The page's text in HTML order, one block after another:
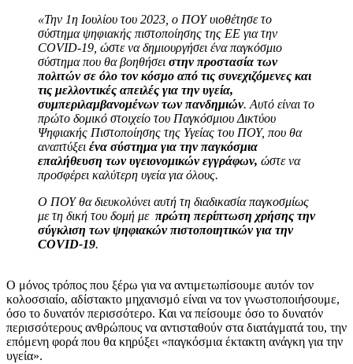
«Την 1η Ιουλίου του 2023, ο ΠΟΥ υιοθέτησε το
σύστημα ψηφιακής πιστοποίησης της ΕΕ για την
COVID-19, ώστε να δημιουργήσει ένα παγκόσμιο
σύστημα που θα βοηθήσει στην προστασία των
πολιτών σε όλο τον κόσμο από τις συνεχιζόμενες και
τις μελλοντικές απειλές για την υγεία,
συμπεριλαμβανομένων των πανδημιών. Αυτό είναι το
πρώτο δομικό στοιχείο του Παγκόσμιου Δικτύου
Ψηφιακής Πιστοποίησης της Υγείας του ΠΟΥ, που θα
αναπτύξει ένα σύστημα για την παγκόσμια
επαλήθευση των υγειονομικών εγγράφων, ώστε να
προσφέρει καλύτερη υγεία για όλους.
Ο ΠΟΥ θα διευκολύνει αυτή τη διαδικασία παγκοσμίως
με τη δική του δομή με πρώτη περίπτωση χρήσης την
σύγκλιση των ψηφιακών πιστοποιητικών για την
COVID-19.
Ο μόνος τρόπος που ξέρω για να αντιμετωπίσουμε αυτόν τον
κολοσσιαίο, αδίστακτο μηχανισμό είναι να τον γνωστοποιήσουμε,
όσο το δυνατόν περισσότερο. Και να πείσουμε όσο το δυνατόν
περισσότερους ανθρώπους να αντισταθούν στα διατάγματά του, την
επόμενη φορά που θα κηρύξει «παγκόσμια έκτακτη ανάγκη για την
υγεία».